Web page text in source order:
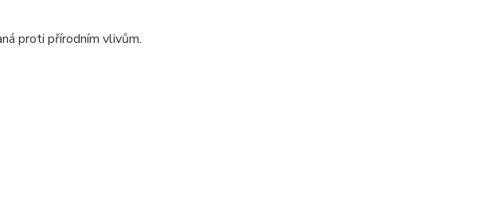
proti přírodním vlivům.